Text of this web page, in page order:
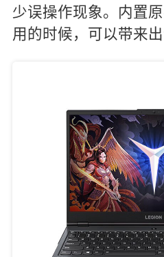
少误操作现象。内置
用的时候，可以带来出